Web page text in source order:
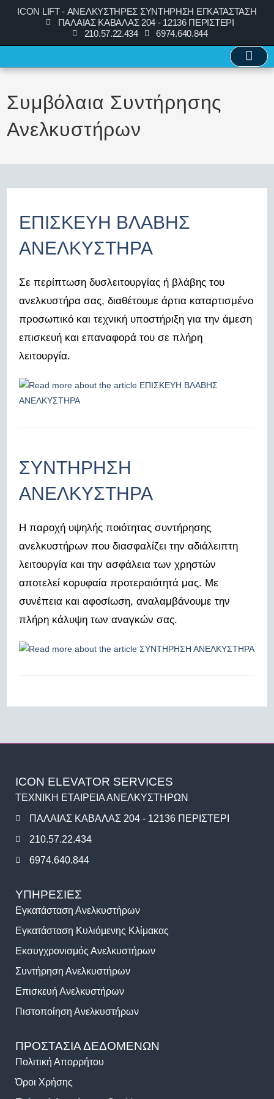
ICON LIFT - ΑΝΕΛΚΥΣΤΗΡΕΣ ΣΥΝΤΗΡΗΣΗ ΕΓΚΑΤΑΣΤΑΣΗ
ΠΑΛΑΙΑΣ ΚΑΒΑΛΑΣ 204 - 12136 ΠΕΡΙΣΤΕΡΙ
210.57.22.434
6974.640.844
Συμβόλαια Συντήρησης
Ανελκυστήρων
ΕΠΙΣΚΕΥΗ ΒΛΑΒΗΣ
ΑΝΕΛΚΥΣΤΗΡΑ
Σε περίπτωση δυσλειτουργίας ή βλάβης του
ανελκυστήρα σας, διαθέτουμε άρτια καταρτισμένο
προσωπικό και τεχνική υποστήριξη για την άμεση
επισκευή και επαναφορά του σε πλήρη
λειτουργία.
ΣΥΝΤΗΡΗΣΗ
ΑΝΕΛΚΥΣΤΗΡΑ
Η παροχή υψηλής ποιότητας συντήρησης
ανελκυστήρων που διασφαλίζει την αδιάλειπτη
λειτουργία και την ασφάλεια των χρηστών
αποτελεί κορυφαία προτεραιότητά μας. Με
συνέπεια και αφοσίωση, αναλαμβάνουμε την
πλήρη κάλυψη των αναγκών σας.
ICON ELEVATOR SERVICES
ΤΕΧΝΙΚΗ ΕΤΑΙΡΕΙΑ ΑΝΕΛΚΥΣΤΗΡΩΝ
ΠΑΛΑΙΑΣ ΚΑΒΑΛΑΣ 204 - 12136 ΠΕΡΙΣΤΕΡΙ
210.57.22.434
6974.640.844
ΥΠΗΡΕΣΙΕΣ
Εγκατάσταση Ανελκυστήρων
Εγκατάσταση Κυλιόμενης Κλίμακας
Εκσυγχρονισμός Ανελκυστήρων
Συντήρηση Ανελκυστήρων
Επισκευή Ανελκυστήρων
Πιστοποίηση Ανελκυστήρων
ΠΡΟΣΤΑΣΙΑ ΔΕΔΟΜΕΝΩΝ
Πολιτική Απορρήτου
Όροι Χρήσης